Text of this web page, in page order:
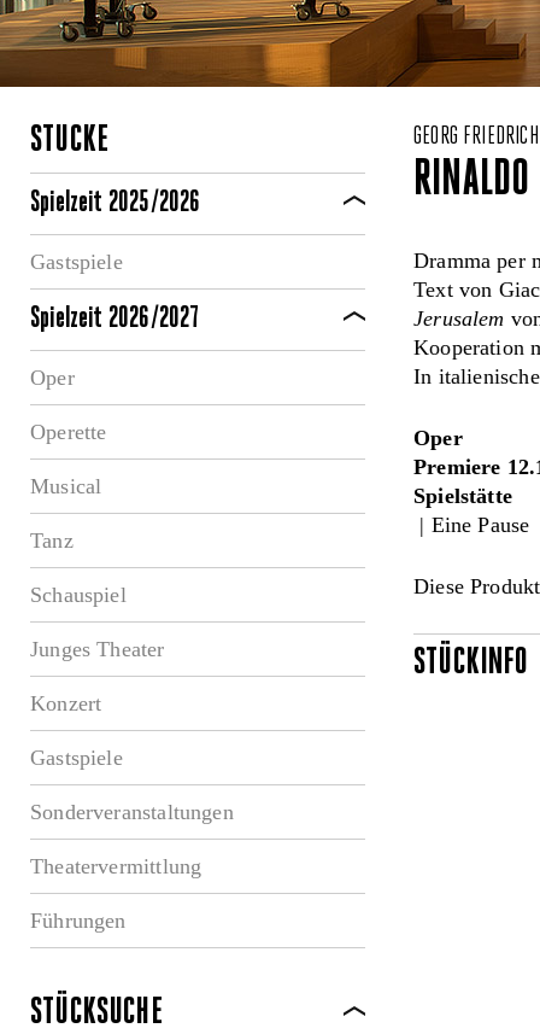
STÜCKE
Spielzeit 2025/2026
Gastspiele
Spielzeit 2026/2027
Oper
Operette
Musical
Tanz
Schauspiel
Junges Theater
Konzert
Gastspiele
Sonderveranstaltungen
Theatervermittlung
Führungen
STÜCKSUCHE
GEORG
RINALDO
Dramma per
Text von
Jerusalem
Kooperation
In
Oper
Premiere
Spielstätte
| Eine Pause
Diese
STÜCKINFO